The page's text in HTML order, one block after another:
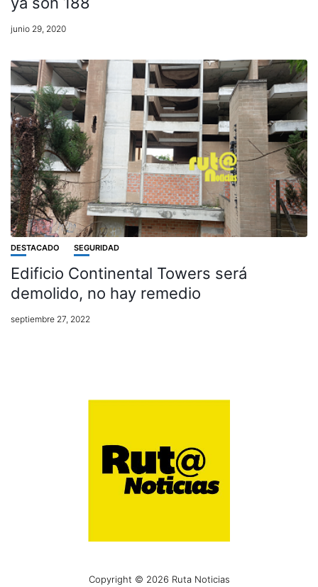
junio 29, 2020
DESTACADO SEGURIDAD
Edificio Continental Towers será
demolido, no hay remedio
septiembre 27, 2022
Copyright © 2026 Ruta Noticias